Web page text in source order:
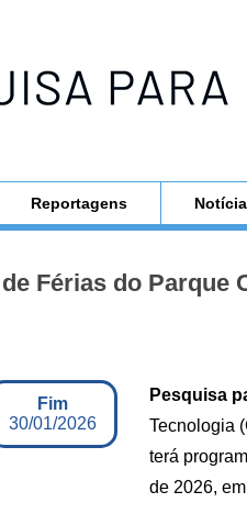
Reportagens
Férias do Parque
Fim
30/01/2026
Pesquisa
Tecnologia
terá
de 2026,